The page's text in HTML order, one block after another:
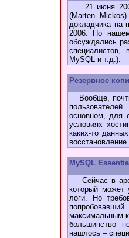
21 июня 2006
(Marten
докладчика на
2006. По
обсуждались
специалистов,
MySQL и т.д.).
Резервное
Вообще, почти
основном, для
условиях
каких-то
MySQL
Сейчас в
который может
логи. Но
максимальным
большинство
нашлось –